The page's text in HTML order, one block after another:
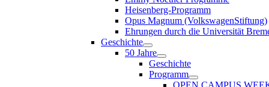
Heisenberg-Programm
Opus Magnum (VolkswagenStiftung)
Ehrungen durch die Universität
Geschichte
50 Jahre
Geschichte
Programm
OPEN CAMPUS